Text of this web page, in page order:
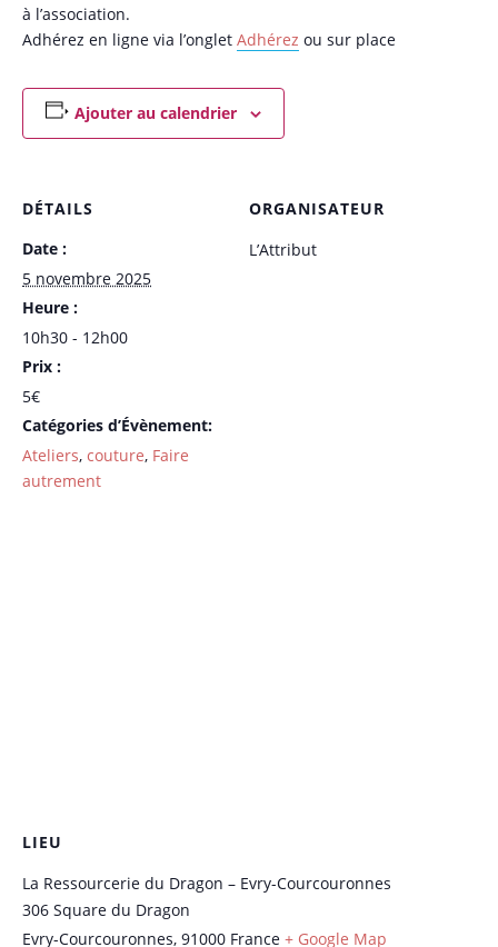
à l’association.
Adhérez en ligne via l’onglet Adhérez ou sur place
Ajouter au calendrier
DÉTAILS
Date :
5 novembre 2025
Heure :
10h30 - 12h00
Prix :
5€
Catégories d’Évènement:
Ateliers, couture, Faire
autrement
ORGANISATEUR
L’Attribut
LIEU
La Ressourcerie du Dragon – Evry-Courcouronnes
306 Square du Dragon
Evry-Courcouronnes, 91000 France + Google Map